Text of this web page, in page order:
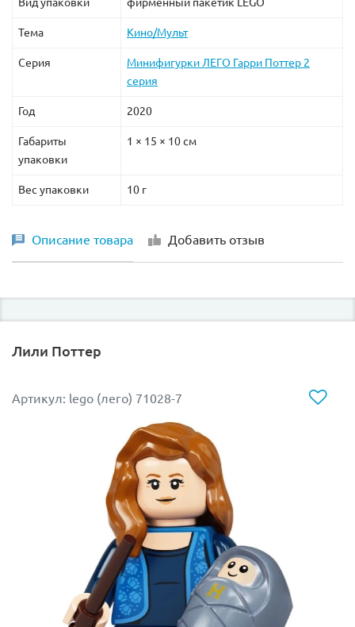
Тема Кино/Мульт
Серия
Минифигурки ЛЕГО Гарри Поттер 2
серия
Год 2020
Габариты
упаковки
1 × 15 × 10 см
Вес упаковки 10 г
Описание товара Добавить отзыв
Лили Поттер
Артикул: lego (лего) 71028-7